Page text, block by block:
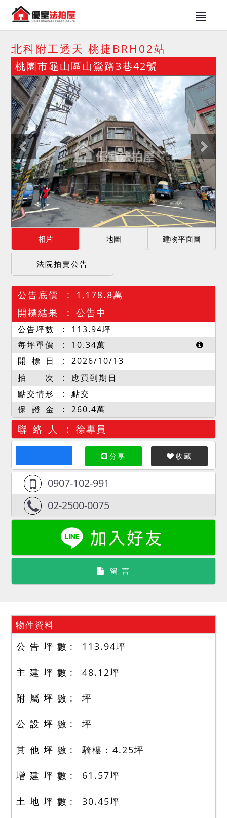
北科附工透天 桃捷BRH02站
桃園市龜山區山鶯路3巷42號
相片 地圖 建物平面圖
法院拍賣公告
公告底價
1,178.8萬
開標結果
公告中
公告坪數 113.94坪
每坪單價
10.34萬
開 標 日
2026/10/13
拍 次
應買到期日
點交情形
點交
保 證 金
260.4萬
聯 絡 人 徐專員
分享 收藏
0907-102-991
02-2500-0075
留 言
物件資料
公 告 坪 數 113.94坪
主 建 坪 數 48.12坪
附 屬 坪 數 坪
公 設 坪 數 坪
其 他 坪 數 騎樓：4.25坪
增 建 坪 數 61.57坪
土 地 坪 數 30.45坪